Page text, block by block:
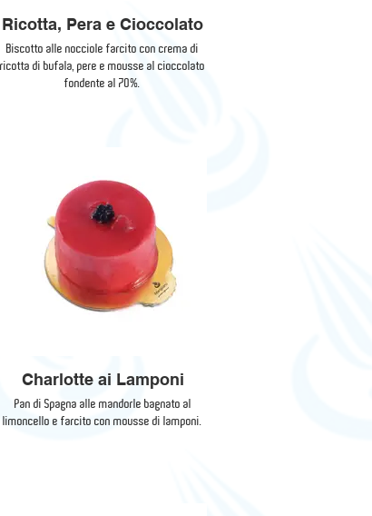
Ricotta, Pera e Cioccolato
Biscotto alle nocciole farcito con crema di
ricotta di bufala, pere e mousse al cioccolato
fondente al 70%.
Charlotte ai Lamponi
Pan di Spagna alle mandorle bagnato al
limoncello e farcito con mousse di lamponi.